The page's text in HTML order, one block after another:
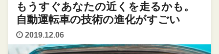
もうすぐあなたの近くを走るかも。
自動運転車の技術の進化がすごい
2019.12.06